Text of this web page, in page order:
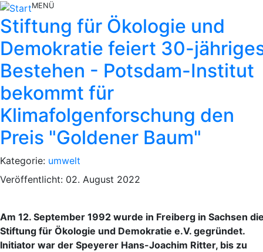
MENÜ
Stiftung für Ökologie und
Demokratie feiert 30-
Bestehen - Potsdam-Institut
bekommt für
Klimafolgenforschung den
Preis "Goldener Baum"
Kategorie: umwelt
Veröffentlicht: 02. August 2022
Am 12. September 1992 wurde in Freiberg in Sachsen
Stiftung für Ökologie und Demokratie e.V. gegründet.
Initiator war der Speyerer Hans-Joachim Ritter, bis zu